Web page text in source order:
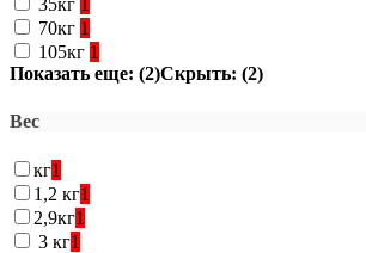
35кг
70кг 1
105кг 1
Показать еще: (2)Скрыть: (2)
Вес
кг1
1,2 кг1
2,9кг1
3 кг1